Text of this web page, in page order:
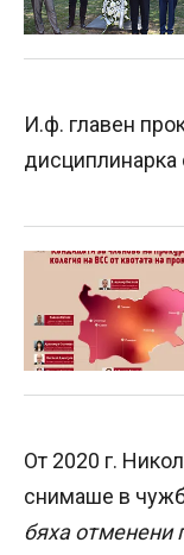
И.ф. главен
дисциплинарка
От 2020 г.
снимаше в
бяха отменени